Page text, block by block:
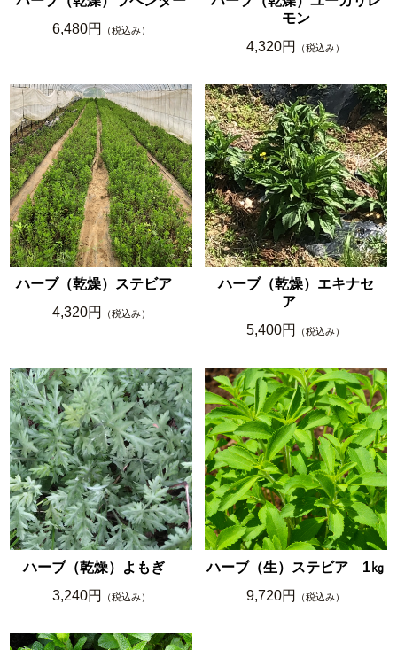
6,480円
（税込み）
モン
4,320円
（税込み）
ハーブ（乾燥）ステビア
4,320円
（税込み）
ハーブ（乾燥）エキナセ
ア
5,400円
（税込み）
ハーブ（乾燥）よもぎ
3,240円
（税込み）
ハーブ（生）ステビア 1㎏
9,720円
（税込み）